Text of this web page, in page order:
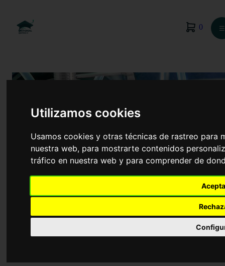
Utilizamos cookies
Usamos cookies y otras técnicas de rastreo para
nuestra web, para mostrarte contenidos
tráfico en nuestra web y para comprender de
0 ☰
Farmacia
y Control de Fluidos en Procesos